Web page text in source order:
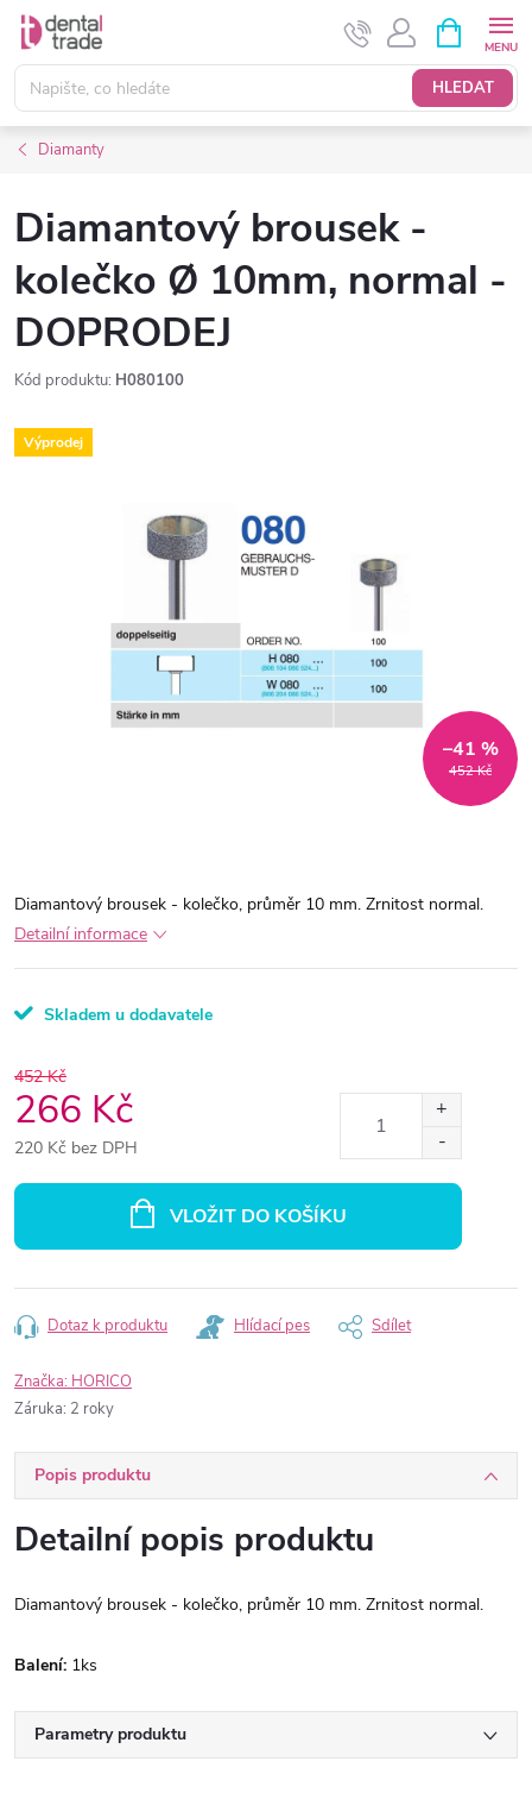
Přejít
obsah
HLEDAT
NÁKUPNÍ
KOŠÍK
Diamanty
Diamantový brousek -
kolečko Ø 10mm, normal -
DOPRODEJ
Kód produktu: H080100
Výprodej
452 Kč
–41 %
Diamantový brousek - kolečko, průměr 10 mm. Zrnitost normal.
Detailní informace
Skladem u dodavatele
452 Kč
266 Kč
220 Kč bez DPH
VLOŽIT DO KOŠÍKU
Dotaz k produktu Hlídací pes Sdílet
Značka: HORICO
Záruka: 2 roky
Popis produktu
Detailní popis produktu
Diamantový brousek - kolečko, průměr 10 mm. Zrnitost normal.
Balení: 1ks
Parametry produktu